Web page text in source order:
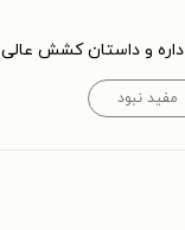
و داستان کشش عالی
مفید نبود